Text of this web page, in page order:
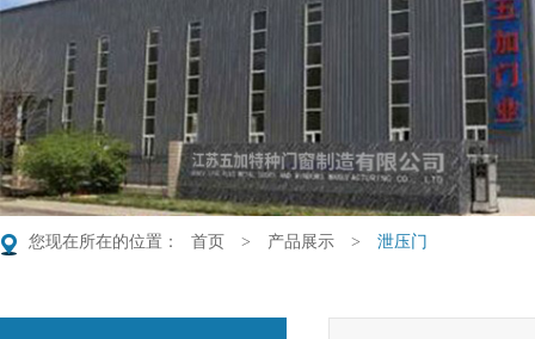
您现在所在的位置： 首页 > 产品展示 > 泄压门